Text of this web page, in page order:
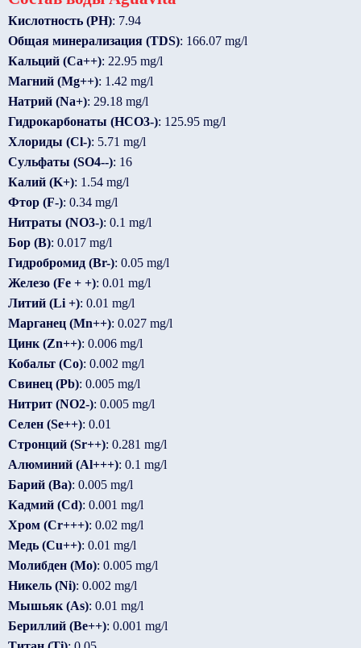
Кислотность (PH): 7.94
Общая минерализация (TDS): 166.07 mg/l
Кальций (Ca++): 22.95 mg/l
Магний (Mg++): 1.42 mg/l
Натрий (Na+): 29.18 mg/l
Гидрокарбонаты (HCO3-): 125.95 mg/l
Хлориды (Cl-): 5.71 mg/l
Сульфаты (SO4--): 16
Калий (K+): 1.54 mg/l
Фтор (F-): 0.34 mg/l
Нитраты (NO3-): 0.1 mg/l
Бор (B): 0.017 mg/l
Гидробромид (Br-): 0.05 mg/l
Железо (Fe + +): 0.01 mg/l
Литий (Li +): 0.01 mg/l
Марганец (Mn++): 0.027 mg/l
Цинк (Zn++): 0.006 mg/l
Кобальт (Co): 0.002 mg/l
Свинец (Pb): 0.005 mg/l
Нитрит (NO2-): 0.005 mg/l
Селен (Se++): 0.01
Стронций (Sr++): 0.281 mg/l
Алюминий (Al+++): 0.1 mg/l
Барий (Ba): 0.005 mg/l
Кадмий (Cd): 0.001 mg/l
Хром (Cr+++): 0.02 mg/l
Медь (Cu++): 0.01 mg/l
Молибден (Mo): 0.005 mg/l
Никель (Ni): 0.002 mg/l
Мышьяк (As): 0.01 mg/l
Бериллий (Be++): 0.001 mg/l